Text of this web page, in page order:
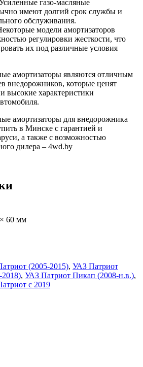
газо-масляные
имеют долгий срок службы и
обслуживания.
модели амортизаторов
регулировки жесткости, что
их под различные условия
амортизаторы являются отличным
внедорожников, которые ценят
высокие характеристики
амортизаторы для внедорожника
в Минске с гарантией и
а также с возможностью
дилера – 4wd.by
60 мм
(2005-2015), УАЗ Патриот
2018), УАЗ Патриот Пикап (2008-н.в.),
с 2019